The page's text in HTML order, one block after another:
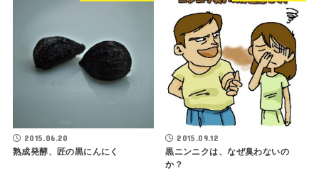
2015.06.20
熟成発酵、匠の黒にんにく
2015.09.12
黒ニンニクは、なぜ臭わないの
か？